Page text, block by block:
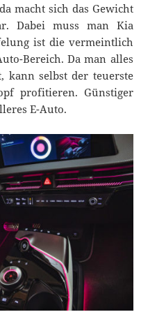
macht sich das Gewicht
Dabei muss man Kia
ist die vermeintlich
Bereich. Da man alles
kann selbst der teuerste
profitieren. Günstiger
E-Auto.